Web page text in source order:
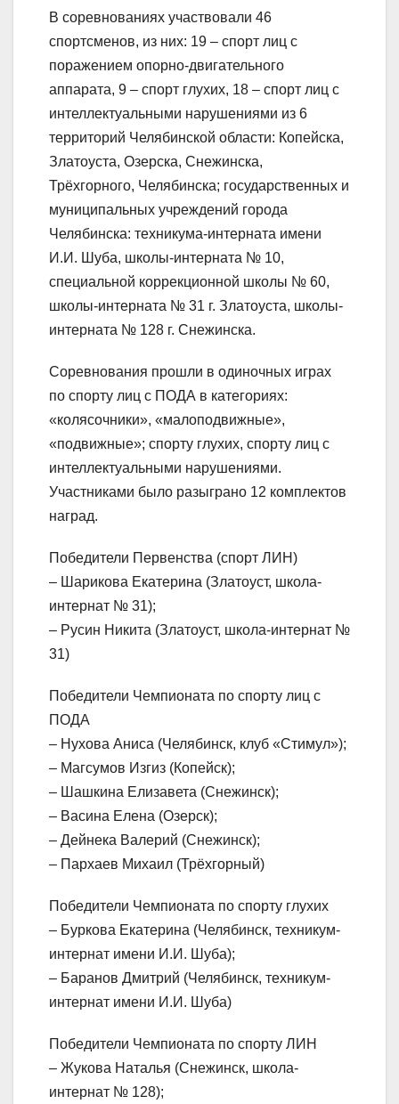
В соревнованиях участвовали 46
спортсменов, из них: 19 – спорт лиц с
поражением опорно-двигательного
аппарата, 9 – спорт глухих, 18 – спорт лиц с
интеллектуальными нарушениями из 6
территорий Челябинской области: Копейска,
Златоуста, Озерска, Снежинска,
Трёхгорного, Челябинска; государственных и
муниципальных учреждений города
Челябинска: техникума-интерната имени
И.И. Шуба, школы-интерната № 10,
специальной коррекционной школы № 60,
школы-интерната № 31 г. Златоуста, школы-
интерната № 128 г. Снежинска.
Соревнования прошли в одиночных играх
по спорту лиц с ПОДА в категориях:
«колясочники», «малоподвижные»,
«подвижные»; спорту глухих, спорту лиц с
интеллектуальными нарушениями.
Участниками было разыграно 12 комплектов
наград.
Победители Первенства (спорт ЛИН)
– Шарикова Екатерина (Златоуст, школа-
интернат № 31);
– Русин Никита (Златоуст, школа-интернат №
31)
Победители Чемпионата по спорту лиц с
ПОДА
– Нухова Аниса (Челябинск, клуб «Стимул»);
– Магсумов Изгиз (Копейск);
– Шашкина Елизавета (Снежинск);
– Васина Елена (Озерск);
– Дейнека Валерий (Снежинск);
– Пархаев Михаил (Трёхгорный)
Победители Чемпионата по спорту глухих
– Буркова Екатерина (Челябинск, техникум-
интернат имени И.И. Шуба);
– Баранов Дмитрий (Челябинск, техникум-
интернат имени И.И. Шуба)
Победители Чемпионата по спорту ЛИН
– Жукова Наталья (Снежинск, школа-
интернат № 128);